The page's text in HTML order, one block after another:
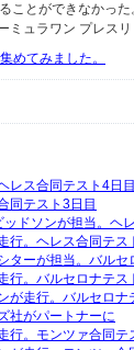
ことができなかった
ミュラワン プレスリ
めてみました。
レス合同テスト4日目
同テスト3日目
ドソンが担当。ヘ
行。ヘレス合同テス
ターが担当。バルセ
行。バルセロナテス
が走行。バルセロナ
社がパートナーに
行。モンツァ合同テ